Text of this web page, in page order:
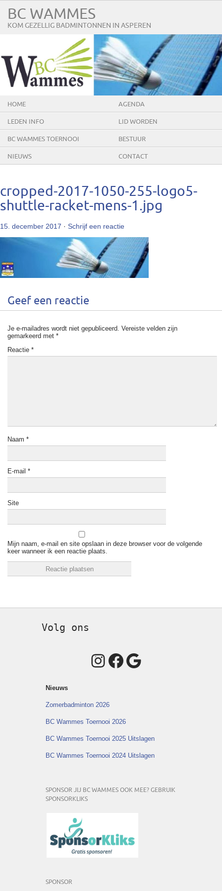
BC WAMMES
KOM GEZELLIG BADMINTONNEN IN ASPEREN
HOME AGENDA
LEDEN INFO LID WORDEN
BC WAMMES TOERNOOI BESTUUR
NIEUWS CONTACT
cropped-2017-1050-255-logo5-
shuttle-racket-mens-1.jpg
15. december 2017 · Schrijf een reactie
Geef een reactie
Je e-mailadres wordt niet gepubliceerd. Vereiste velden zijn
gemarkeerd met *
Reactie *
Naam *
E-mail *
Site
Mijn naam, e-mail en site opslaan in deze browser voor de volgende
keer wanneer ik een reactie plaats.
Volg ons
Instagram
Facebook
Google
Nieuws
Zomerbadminton 2026
BC Wammes Toernooi 2026
BC Wammes Toernooi 2025 Uitslagen
BC Wammes Toernooi 2024 Uitslagen
SPONSOR JIJ BC WAMMES OOK MEE? GEBRUIK
SPONSORKLIKS
SPONSOR